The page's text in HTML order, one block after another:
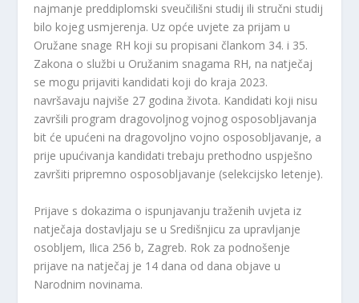
najmanje preddiplomski sveučilišni studij ili stručni studij
bilo kojeg usmjerenja. Uz opće uvjete za prijam u
Oružane snage RH koji su propisani člankom 34. i 35.
Zakona o službi u Oružanim snagama RH, na natječaj
se mogu prijaviti kandidati koji do kraja 2023.
navršavaju najviše 27 godina života. Kandidati koji nisu
završili program dragovoljnog vojnog osposobljavanja
bit će upućeni na dragovoljno vojno osposobljavanje, a
prije upućivanja kandidati trebaju prethodno uspješno
završiti pripremno osposobljavanje (selekcijsko letenje).
Prijave s dokazima o ispunjavanju traženih uvjeta iz
natječaja dostavljaju se u Središnjicu za upravljanje
osobljem, Ilica 256 b, Zagreb. Rok za podnošenje
prijave na natječaj je 14 dana od dana objave u
Narodnim novinama.